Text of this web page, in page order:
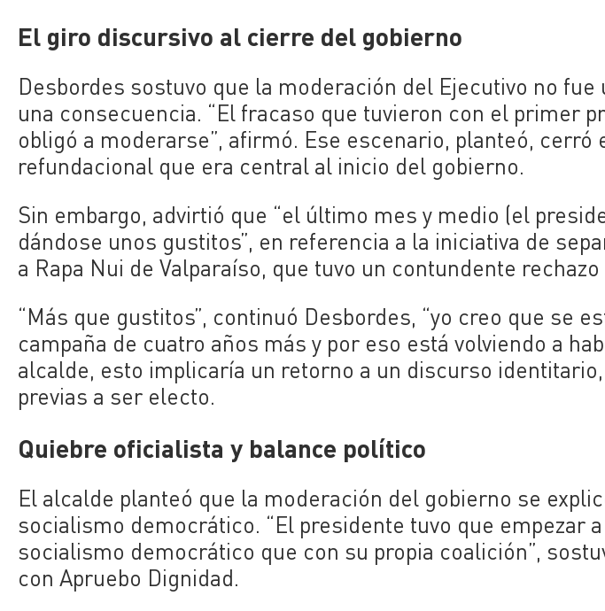
El giro discursivo al cierre del gobierno
Desbordes sostuvo que la moderación del Ejecutivo no fue
una consecuencia. “El fracaso que tuvieron con el primer
obligó a moderarse”, afirmó. Ese escenario, planteó, cerró
refundacional que era central al inicio del gobierno.
Sin embargo, advirtió que “el último mes y medio (el
dándose unos gustitos”, en referencia a la iniciativa de
a Rapa Nui de Valparaíso, que tuvo un contundente
“Más que gustitos”, continuó Desbordes, “yo creo que se
campaña de cuatro años más y por eso está volviendo a
alcalde, esto implicaría un retorno a un discurso
previas a ser electo.
Quiebre oficialista y balance político
El alcalde planteó que la moderación del gobierno se
socialismo democrático. “El presidente tuvo que empezar
socialismo democrático que con su propia coalición”,
con Apruebo Dignidad.